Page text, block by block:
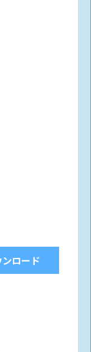
ロード